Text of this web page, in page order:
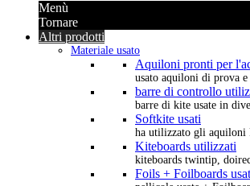
Menù
Tornare
Altri prodotti
Materiale usato
Aquiloni pronti per
usato aquiloni di prova
barre di controllo
barre di kite usate in
Softkite usati
ha utilizzato gli aquiloni
Kiteboards utilizzati
kiteboards twintip,
Foils + Foilboards